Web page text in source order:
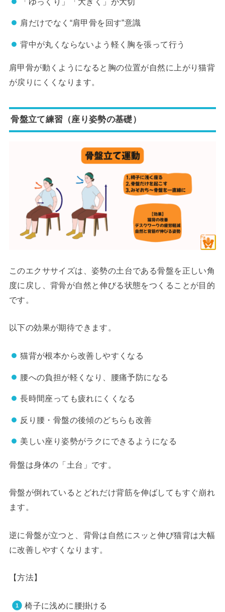
肩だけでなく“肩甲骨を回す”意識
背中が丸くならないよう軽く胸を張って行う
肩甲骨が動くようになると胸の位置が自然に上がり猫背
が戻りにくくなります。
骨盤立て練習（座り姿勢の基礎）
このエクササイズは、姿勢の土台である骨盤を正しい角
度に戻し、背骨が自然と伸びる状態をつくることが目的
です。
以下の効果が期待できます。
猫背が根本から改善しやすくなる
腰への負担が軽くなり、腰痛予防になる
長時間座っても疲れにくくなる
反り腰・骨盤の後傾のどちらも改善
美しい座り姿勢がラクにできるようになる
骨盤は身体の「土台」です。
骨盤が倒れているとどれだけ背筋を伸ばしてもすぐ崩れ
ます。
逆に骨盤が立つと、背骨は自然にスッと伸び猫背は大幅
に改善しやすくなります。
【方法】
椅子に浅めに腰掛ける